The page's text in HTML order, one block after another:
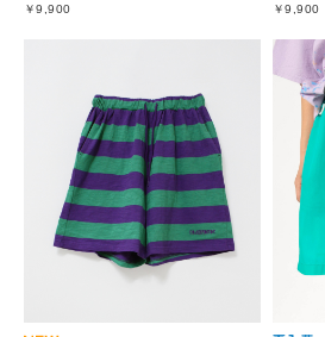
￥9,900
￥9,900